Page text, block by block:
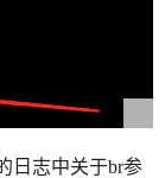
日志中关于br参